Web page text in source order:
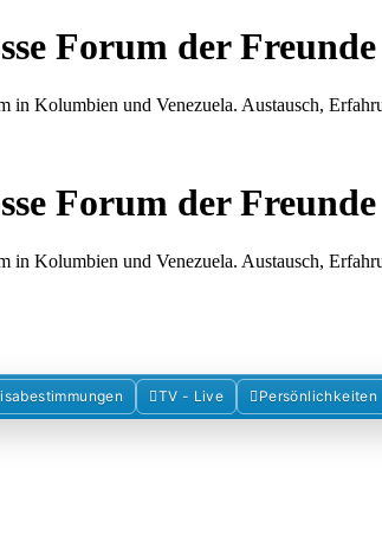
Forum der
in Kolumbien und Venezuela. Austausch,
Forum der
in Kolumbien und Venezuela. Austausch,
TV - Live Persönlichkeiten